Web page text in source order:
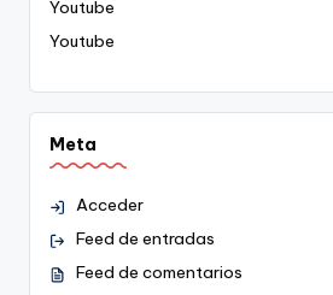
Youtube
Youtube
Meta
Acceder
Feed de entradas
Feed de comentarios